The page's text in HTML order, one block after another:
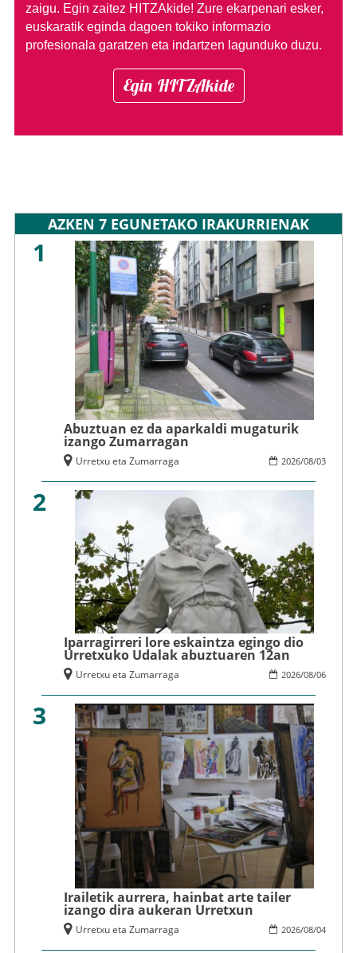
zaigu. Egin zaitez HITZAkide! Zure ekarpenari esker,
euskaratik eginda dagoen tokiko informazio
profesionala garatzen eta indartzen lagunduko duzu.
Egin HITZAkide
AZKEN 7 EGUNETAKO IRAKURRIENAK
1
Abuztuan ez da aparkaldi mugaturik
izango Zumarragan
2026/08/03
Urretxu eta Zumarraga
2
Iparragirreri lore eskaintza egingo dio
Urretxuko Udalak abuztuaren 12an
2026/08/06
Urretxu eta Zumarraga
3
Irailetik aurrera, hainbat arte tailer
izango dira aukeran Urretxun
2026/08/04
Urretxu eta Zumarraga